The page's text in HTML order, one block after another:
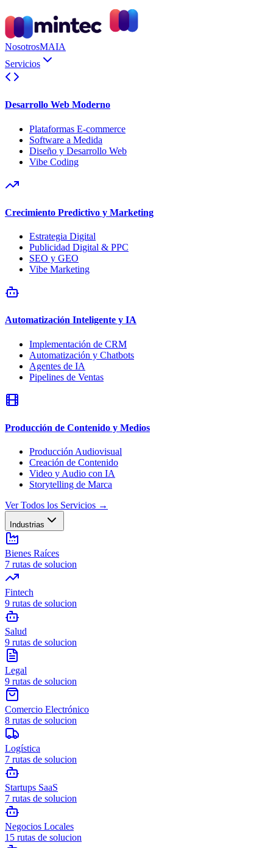
NosotrosMAIA
Servicios
Desarrollo Web Moderno
Plataformas E-commerce
Software a Medida
Diseño y Desarrollo Web
Vibe Coding
Crecimiento Predictivo y Marketing
Estrategia Digital
Publicidad Digital & PPC
SEO y GEO
Vibe Marketing
Automatización Inteligente y IA
Implementación de CRM
Automatización y Chatbots
Agentes de IA
Pipelines de Ventas
Producción de Contenido y Medios
Producción Audiovisual
Creación de Contenido
Video y Audio con IA
Storytelling de Marca
Ver Todos los Servicios →
Industrias
Bienes Raíces
7 rutas de solucion
Fintech
9 rutas de solucion
Salud
9 rutas de solucion
Legal
9 rutas de solucion
Comercio Electrónico
8 rutas de solucion
Logística
7 rutas de solucion
Startups SaaS
7 rutas de solucion
Negocios Locales
15 rutas de solucion